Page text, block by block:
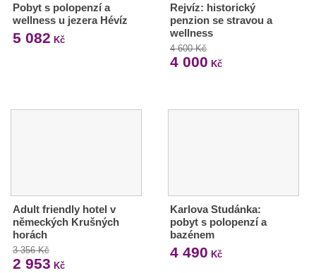
Pobyt s polopenzí a
wellness u jezera Hévíz
5 082 Kč
Rejvíz: historický
penzion se stravou a
wellness
4 600 Kč
4 000 Kč
Adult friendly hotel v
německých Krušných
horách
3 356 Kč
2 953 Kč
Karlova Studánka:
pobyt s polopenzí a
bazénem
4 490 Kč